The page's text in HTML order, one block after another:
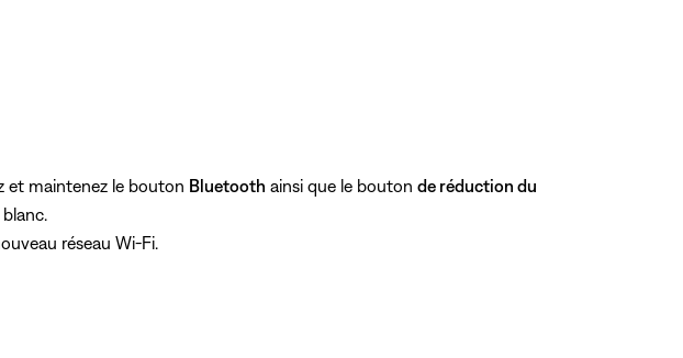
et maintenez le bouton Bluetooth ainsi que le bouton de réduction du
réseau Wi-Fi.